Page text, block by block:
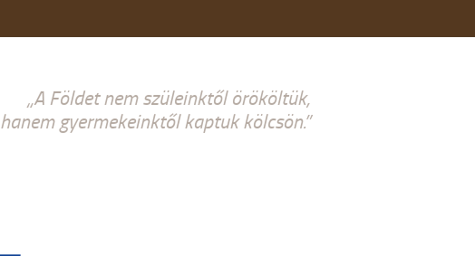
„A Földet nem szüleinktől örököltük,
hanem gyermekeinktől kaptuk kölcsön.”